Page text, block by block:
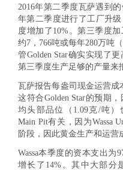
2016年第二季度瓦萨遇到
年第二季度进行了工厂升
度增加了10%。第三季度
约7，766吨或每年280万吨
管Golden Star确实实现了
第三季度生产足够的产量来
瓦萨报告每盎司现金运营成
这符合Golden Star的预期
均头部品位（1.09克/吨）
Main Pit有关，因为Wassa
阶段，因此黄金生产和运营
Wassa本季度的资本支出为
增长了14%。其中大部分